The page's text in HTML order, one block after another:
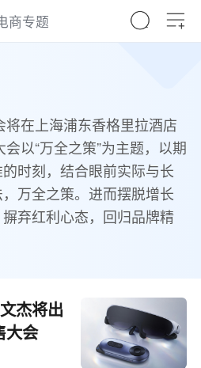
商专题
在上海浦东香格里拉酒店
以“万全之策”为主题，以期
时刻，结合眼前实际与长
万全之策。进而摆脱增长
弃红利心态，回归品牌精
杰将出
大会